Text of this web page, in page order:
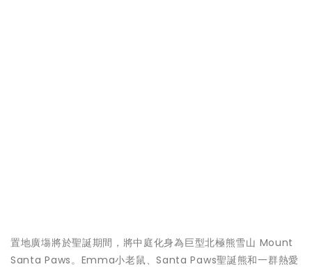
置地廣塲將於聖誕期間，將中庭化身為巨型北極熊雪山 Mount
Santa Paws。Emma小老鼠、Santa Paws聖誕熊和一群熱愛